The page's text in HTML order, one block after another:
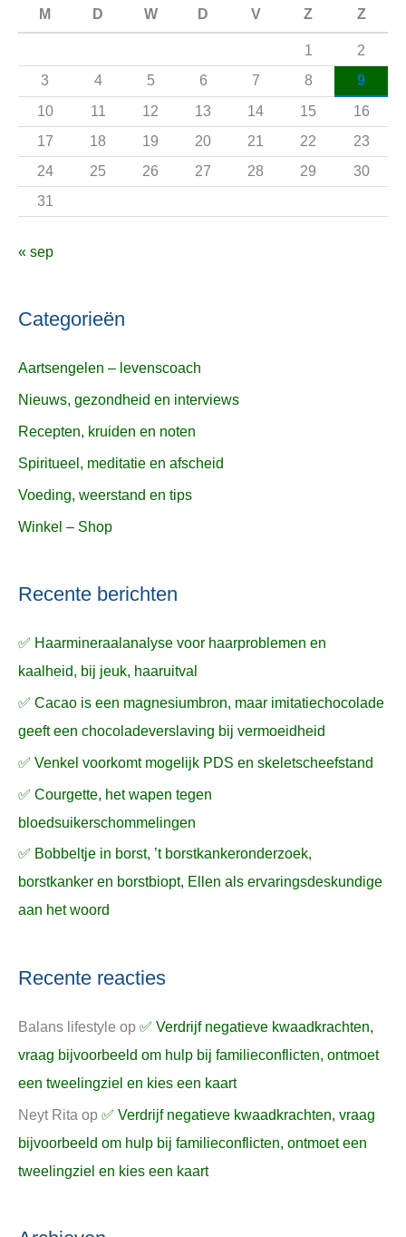
a
r
:
M D W D V Z Z
1
2
3
4 5 6 7 8
9
10
11 12 13 14 15
16
17
18 19 20 21 22
23
24
25 26 27 28 29
30
31
« sep
Categorieën
Aartsengelen – levenscoach
Nieuws, gezondheid en interviews
Recepten, kruiden en noten
Spiritueel, meditatie en afscheid
Voeding, weerstand en tips
Winkel – Shop
Recente berichten
✅ Haarmineraalanalyse voor haarproblemen en
kaalheid, bij jeuk, haaruitval
✅ Cacao is een magnesiumbron, maar imitatiechocolade
geeft een chocoladeverslaving bij vermoeidheid
✅ Venkel voorkomt mogelijk PDS en skeletscheefstand
✅ Courgette, het wapen tegen
bloedsuikerschommelingen
✅ Bobbeltje in borst, ’t borstkankeronderzoek,
borstkanker en borstbiopt, Ellen als ervaringsdeskundige
aan het woord
Recente reacties
Balans lifestyle op ✅ Verdrijf negatieve kwaadkrachten,
vraag bijvoorbeeld om hulp bij familieconflicten, ontmoet
een tweelingziel en kies een kaart
Neyt Rita op ✅ Verdrijf negatieve kwaadkrachten, vraag
bijvoorbeeld om hulp bij familieconflicten, ontmoet een
tweelingziel en kies een kaart